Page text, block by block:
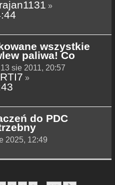
»
wszystkie
paliwa! Co
sie 2011, 20:57
»
do PDC
2025, 12:49